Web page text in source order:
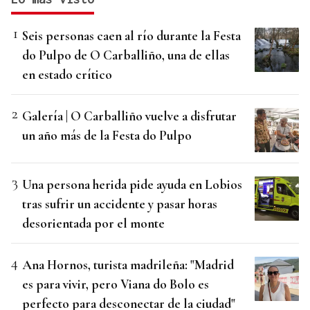
Seis personas caen al río durante la Festa
do Pulpo de O Carballiño, una de ellas
en estado crítico
Galería | O Carballiño vuelve a disfrutar
un año más de la Festa do Pulpo
Una persona herida pide ayuda en Lobios
tras sufrir un accidente y pasar horas
desorientada por el monte
Ana Hornos, turista madrileña: "Madrid
es para vivir, pero Viana do Bolo es
perfecto para desconectar de la ciudad"